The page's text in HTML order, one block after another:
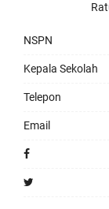
NSPN
Kepala Sekolah
Telepon
Email